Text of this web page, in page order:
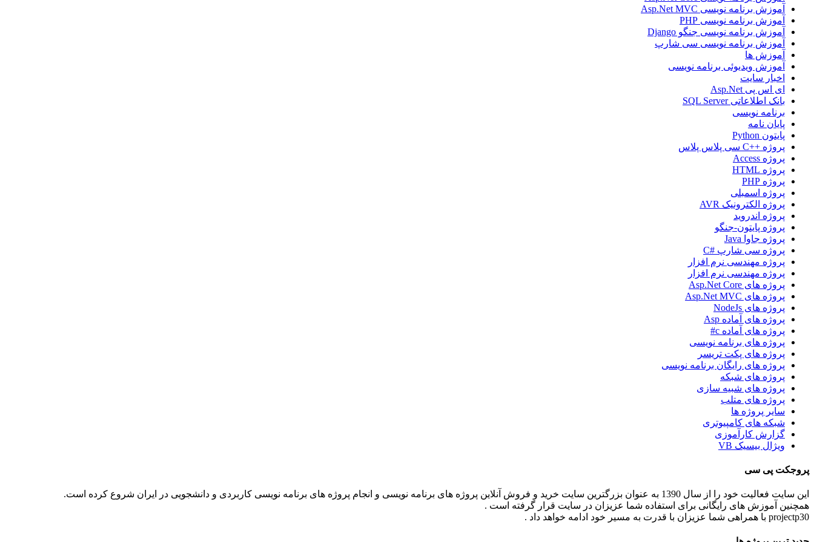
آموزش برنامه نویسی Asp.Net MVC
آموزش برنامه نویسی PHP
آموزش برنامه نویسی جنگو Django
آموزش برنامه نویسی سی شارپ
آموزش ها
آموزش ویدیوئی برنامه نویسی
اخبار سایت
ای اس پی Asp.Net
بانک اطلاعاتی SQL Server
برنامه نویسی
پایان نامه
پایتون Python
پروژه ++C سی پلاس پلاس
پروژه Access
پروژه HTML
پروژه PHP
پروژه اسمبلی
پروژه الکترونیک AVR
پروژه اندروید
پروژه پایتون-جنگو
پروژه جاوا Java
پروژه سی شارپ #C
پروژه مهندسی نرم افزار
پروژه مهندسی نرم افزار
پروژه های Asp.Net Core
پروژه های Asp.Net MVC
پروژه های NodeJs
پروژه های آماده Asp
پروژه های آماده c#
پروژه های برنامه نویسی
پروژه های پکت تریسر
پروژه های رایگان برنامه نویسی
پروژه های شبکه
پروژه های شبیه سازی
پروژه های متلب
سایر پروژه ها
شبکه های کامپیوتری
گزارش کارآموزی
ویژال بیسیک VB
پروجکت پی سی
این سایت فعالیت خود را از سال 1390 به عنوان بزرگترین سایت خرید و فروش آنلاین پروژه های برنامه نویسی و انجام پروژه های برنامه نویسی کاربردی و دانشجویی در ایران شروع کرده است.
همچنین آموزش های رایگانی برای استفاده شما عزیزان در سایت قرار گرفته است .
projectp30 با همراهی شما عزیزان با قدرت به مسیر خود ادامه خواهد داد .